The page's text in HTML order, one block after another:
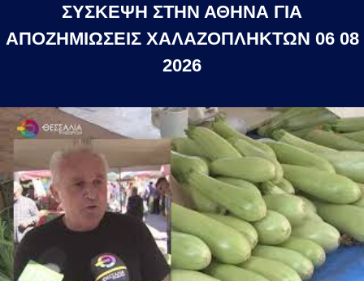
ΣΥΣΚΕΨΗ ΣΤΗΝ ΑΘΗΝΑ ΓΙΑ
ΑΠΟΖΗΜΙΩΣΕΙΣ ΧΑΛΑΖΟΠΛΗΚΤΩΝ 06 08
2026